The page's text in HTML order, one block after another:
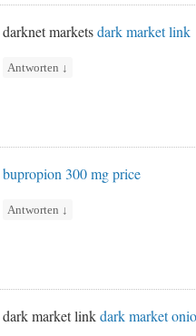
darknet marketsdark market link
Antworten ↓
bupropion 300 mg price
Antworten ↓
dark market linkdark market